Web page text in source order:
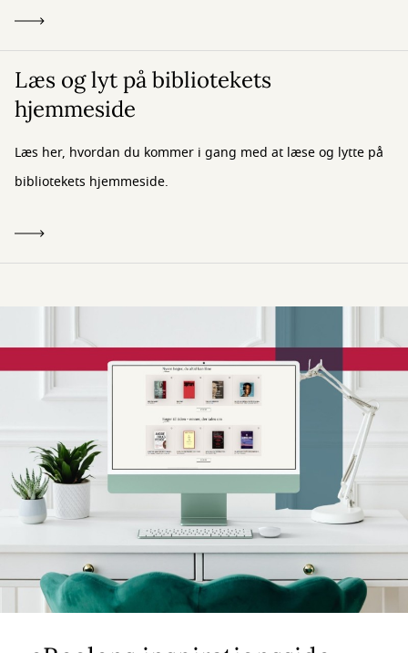
Læs og lyt på bibliotekets
hjemmeside
Læs her, hvordan du kommer i gang med at læse og lytte på
bibliotekets hjemmeside.